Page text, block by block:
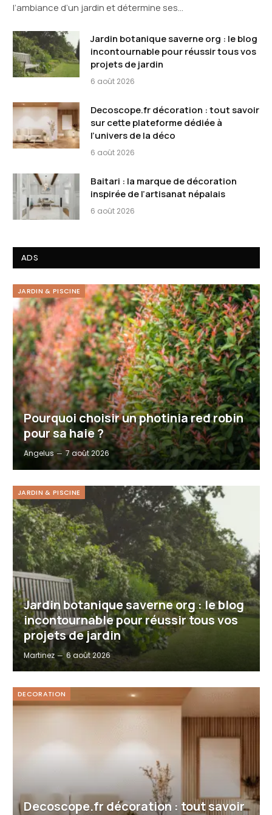
l’ambiance d’un jardin et détermine ses…
Jardin botanique saverne org : le blog
incontournable pour réussir tous vos
projets de jardin
6 août 2026
Decoscope.fr décoration : tout savoir
sur cette plateforme dédiée à
l’univers de la déco
6 août 2026
Baitari : la marque de décoration
inspirée de l’artisanat népalais
6 août 2026
ADS
JARDIN & PISCINE
Pourquoi choisir un photinia red robin
pour sa haie ?
Angelus 7 août 2026
JARDIN & PISCINE
Jardin botanique saverne org : le blog
incontournable pour réussir tous vos
projets de jardin
Martinez 6 août 2026
DECORATION
Decoscope.fr décoration : tout savoir